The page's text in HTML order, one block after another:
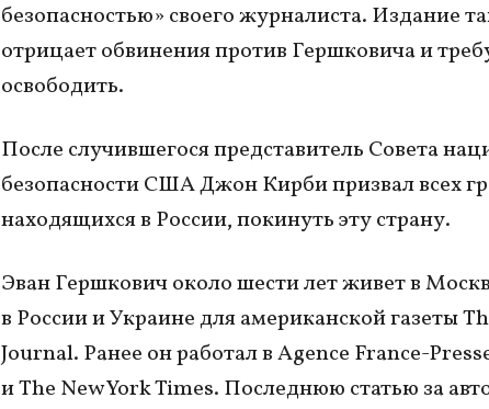
безопасностью» своего журналиста. Издание
отрицает обвинения против Гершковича и
освободить.
После случившегося представитель Совета
безопасности США Джон Кирби призвал всех
находящихся в России, покинуть эту страну.
Эван Гершкович около шести лет живет в
в России и Украине для американской газеты
Journal. Ранее он работал в Agence France-
и The New York Times. Последнюю статью за